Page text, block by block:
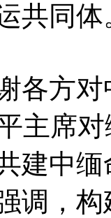
共同体
各方
主席
建中
调，